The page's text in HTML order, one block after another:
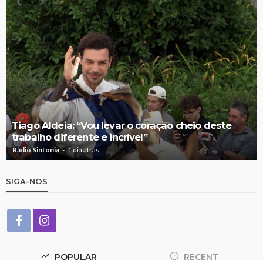
Tiago Aldeia: “Vou levar o coração cheio deste
trabalho diferente e incrível”
Rádio Sintonia 1 dia atrás
SIGA-NOS
POPULAR RECENT